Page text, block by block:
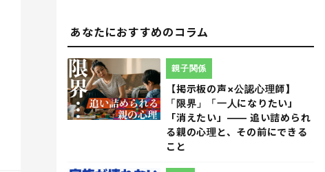
あなたにおすすめのコラム
【掲示板の声×公認心理師】
「限界」「一人になりたい」
「消えたい」―― 追い詰められ
る親の心理と、その前にできる
こと
親子関係